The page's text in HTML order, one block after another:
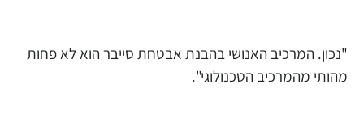
"נכון. המרכיב האנושי בהבנת אבטחת סייבר הוא לא פחות
מהותי מהמרכיב הטכנולוגי".